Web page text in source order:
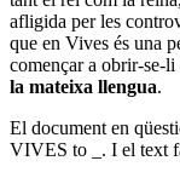
afligida per les
que en Vives és una
començar a obrir-se-li
la mateixa llengua.
El document en
VIVES to _. I el text